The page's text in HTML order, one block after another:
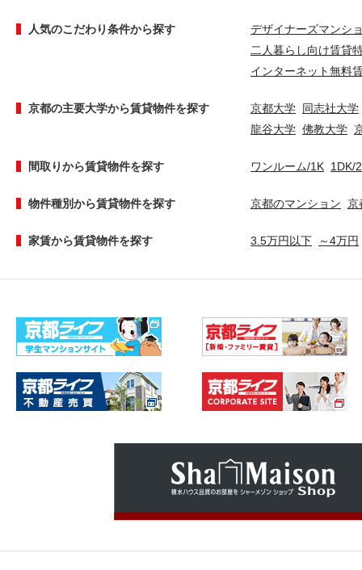
人気のこだわり条件から探す
デザイナーズマンシ
二人暮らし向け賃貸
インターネット無料
京都の主要大学から賃貸物件を探す 京都大学 同志社大学
龍谷大学 佛教大学
間取りから賃貸物件を探す ワンルーム/1K 1DK/
物件種別から賃貸物件を探す 京都のマンション 京
家賃から賃貸物件を探す 3.5万円以下 ～4万円